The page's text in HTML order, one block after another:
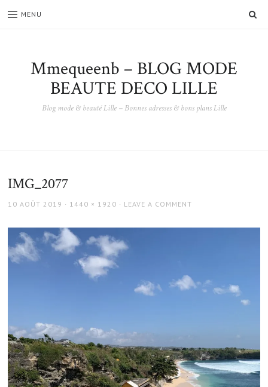
MENU
Mmequeenb – BLOG MODE
BEAUTE DECO LILLE
Blog mode & beauté Lille – Bonnes adresses & bons plans Lille
IMG_2077
POSTED
10 AOÛT 2019
FULL
1440 × 1920 LEAVE A COMMENT